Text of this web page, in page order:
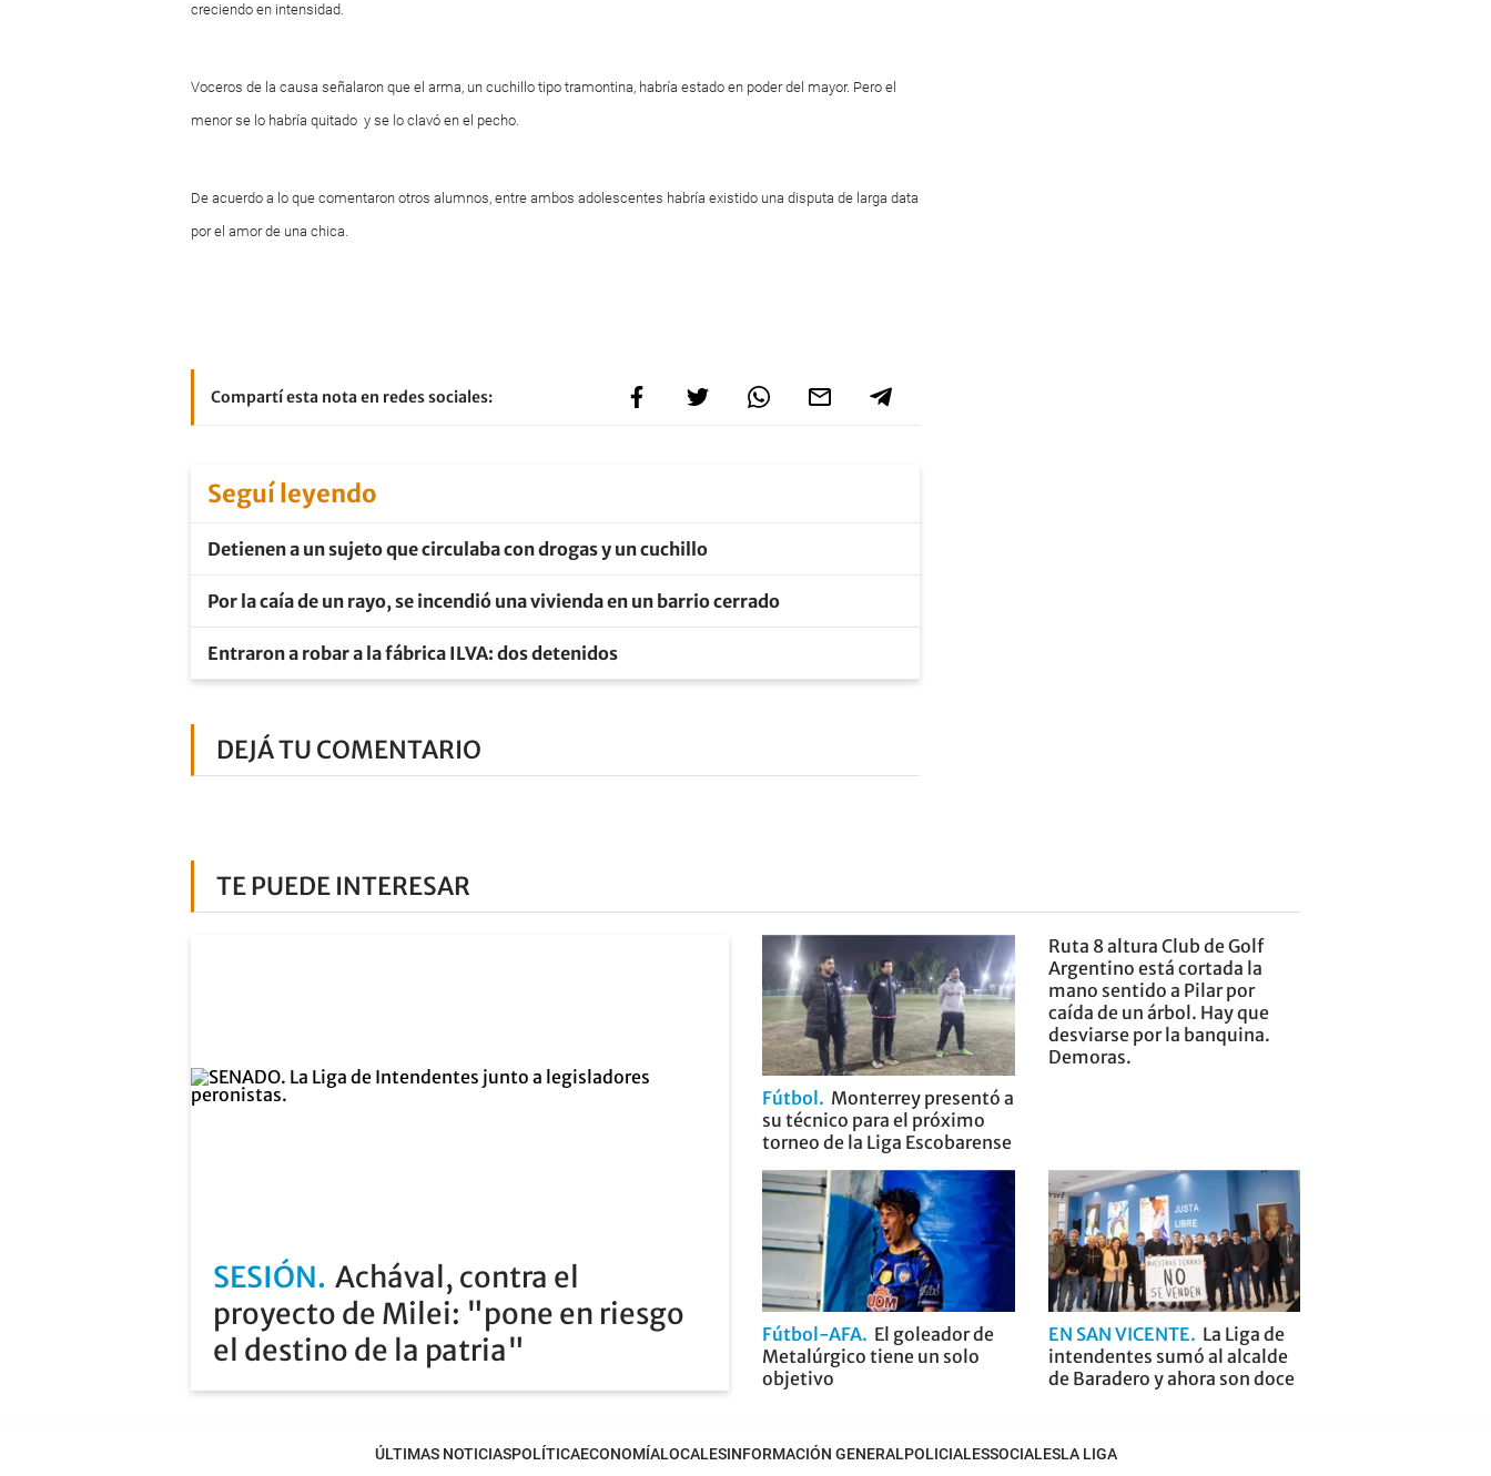
creciendo en intensidad.
Voceros de la causa señalaron que el arma, un cuchillo tipo tramontina, habría estado en poder del mayor. Pero el
menor se lo habría quitado y se lo clavó en el pecho.
De acuerdo a lo que comentaron otros alumnos, entre ambos adolescentes habría existido una disputa de larga data
por el amor de una chica.
Compartí esta nota en redes sociales:
Seguí leyendo
Detienen a un sujeto que circulaba con drogas y un cuchillo
Por la caía de un rayo, se incendió una vivienda en un barrio cerrado
Entraron a robar a la fábrica ILVA: dos detenidos
DEJÁ TU COMENTARIO
TE PUEDE INTERESAR
SESIÓN Achával, contra el
proyecto de Milei: "pone en riesgo
el destino de la patria"
Fútbol
Monterrey presentó a
su técnico para el próximo
torneo de la Liga Escobarense
Ruta 8 altura Club de Golf
Argentino está cortada la
mano sentido a Pilar por
caída de un árbol. Hay que
desviarse por la banquina.
Demoras.
Fútbol-AFA El goleador de
Metalúrgico tiene un solo
objetivo
EN SAN VICENTE
La Liga de
intendentes sumó al alcalde
de Baradero y ahora son doce
ÚLTIMAS NOTICIASPOLÍTICAECONOMÍALOCALESINFORMACIÓN GENERALPOLICIALESSOCIALESLA LIGA